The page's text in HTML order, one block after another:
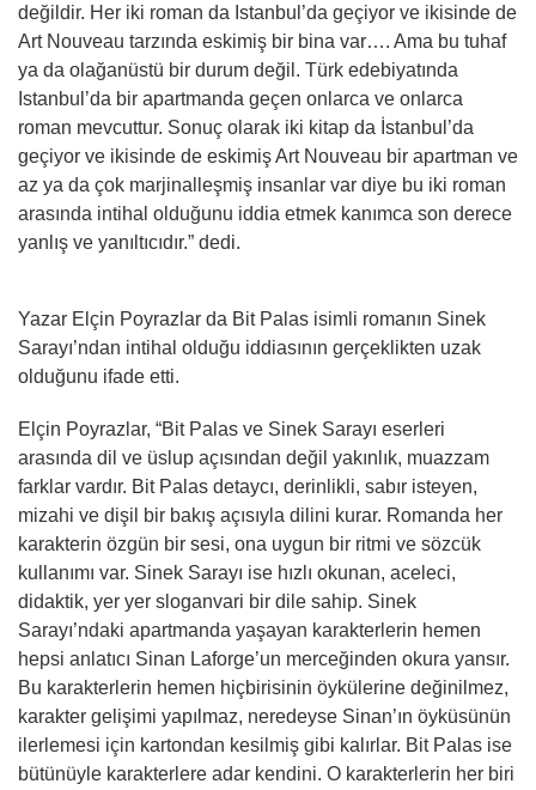
değildir. Her iki roman da Istanbul’da geçiyor ve ikisinde de
Art Nouveau tarzında eskimiş bir bina var…. Ama bu tuhaf
ya da olağanüstü bir durum değil. Türk edebiyatında
Istanbul’da bir apartmanda geçen onlarca ve onlarca
roman mevcuttur. Sonuç olarak iki kitap da İstanbul’da
geçiyor ve ikisinde de eskimiş Art Nouveau bir apartman ve
az ya da çok marjinalleşmiş insanlar var diye bu iki roman
arasında intihal olduğunu iddia etmek kanımca son derece
yanlış ve yanıltıcıdır.” dedi.
Yazar Elçin Poyrazlar da Bit Palas isimli romanın Sinek
Sarayı’ndan intihal olduğu iddiasının gerçeklikten uzak
olduğunu ifade etti.
Elçin Poyrazlar, “Bit Palas ve Sinek Sarayı eserleri
arasında dil ve üslup açısından değil yakınlık, muazzam
farklar vardır. Bit Palas detaycı, derinlikli, sabır isteyen,
mizahi ve dişil bir bakış açısıyla dilini kurar. Romanda her
karakterin özgün bir sesi, ona uygun bir ritmi ve sözcük
kullanımı var. Sinek Sarayı ise hızlı okunan, aceleci,
didaktik, yer yer sloganvari bir dile sahip. Sinek
Sarayı’ndaki apartmanda yaşayan karakterlerin hemen
hepsi anlatıcı Sinan Laforge’un merceğinden okura yansır.
Bu karakterlerin hemen hiçbirisinin öykülerine değinilmez,
karakter gelişimi yapılmaz, neredeyse Sinan’ın öyküsünün
ilerlemesi için kartondan kesilmiş gibi kalırlar. Bit Palas ise
bütünüyle karakterlere adar kendini. O karakterlerin her biri